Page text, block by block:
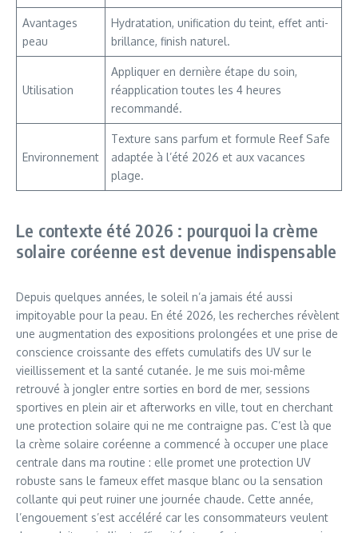
Avantages
peau
Hydratation, unification du teint, effet anti-
brillance, finish naturel.
Utilisation
Appliquer en dernière étape du soin,
réapplication toutes les 4 heures
recommandé.
Environnement
Texture sans parfum et formule Reef Safe
adaptée à l’été 2026 et aux vacances
plage.
Le contexte été 2026 : pourquoi la crème
solaire coréenne est devenue indispensable
Depuis quelques années, le soleil n’a jamais été aussi
impitoyable pour la peau. En été 2026, les recherches révèlent
une augmentation des expositions prolongées et une prise de
conscience croissante des effets cumulatifs des UV sur le
vieillissement et la santé cutanée. Je me suis moi-même
retrouvé à jongler entre sorties en bord de mer, sessions
sportives en plein air et afterworks en ville, tout en cherchant
une protection solaire qui ne me contraigne pas. C’est là que
la crème solaire coréenne a commencé à occuper une place
centrale dans ma routine : elle promet une protection UV
robuste sans le fameux effet masque blanc ou la sensation
collante qui peut ruiner une journée chaude. Cette année,
l’engouement s’est accéléré car les consommateurs veulent